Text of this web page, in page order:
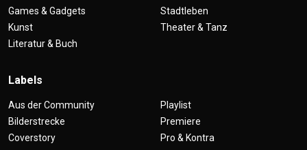
Games & Gadgets
Kunst
Literatur & Buch
Stadtleben
Theater & Tanz
Labels
Aus der Community
Bilderstrecke
Coverstory
Playlist
Premiere
Pro & Kontra